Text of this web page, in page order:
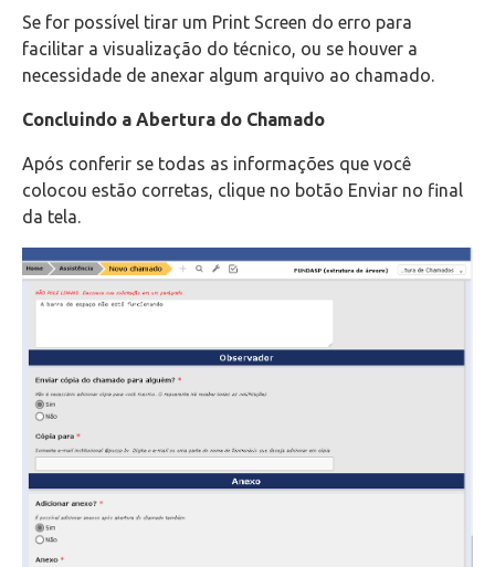
Se for possível tirar um Print Screen do erro para
facilitar a visualização do técnico, ou se houver a
necessidade de anexar algum arquivo ao chamado.
Concluindo a Abertura do Chamado
Após conferir se todas as informações que você
colocou estão corretas, clique no botão Enviar no final
da tela.